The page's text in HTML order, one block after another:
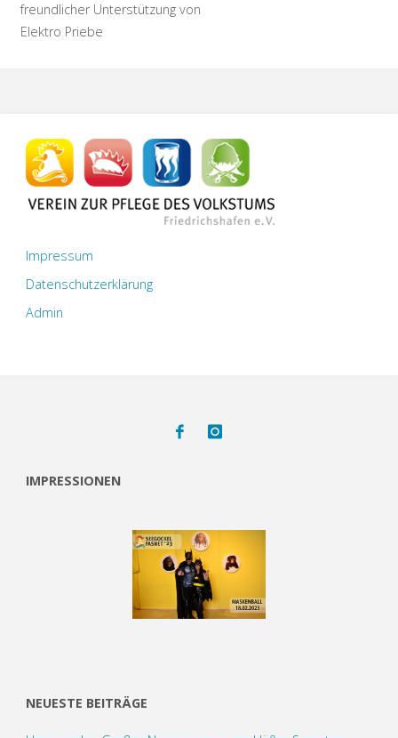
freundlicher Unterstützung von
Elektro Priebe
Impressum
Datenschutzerklärung
Admin
IMPRESSIONEN
NEUESTE BEITRÄGE